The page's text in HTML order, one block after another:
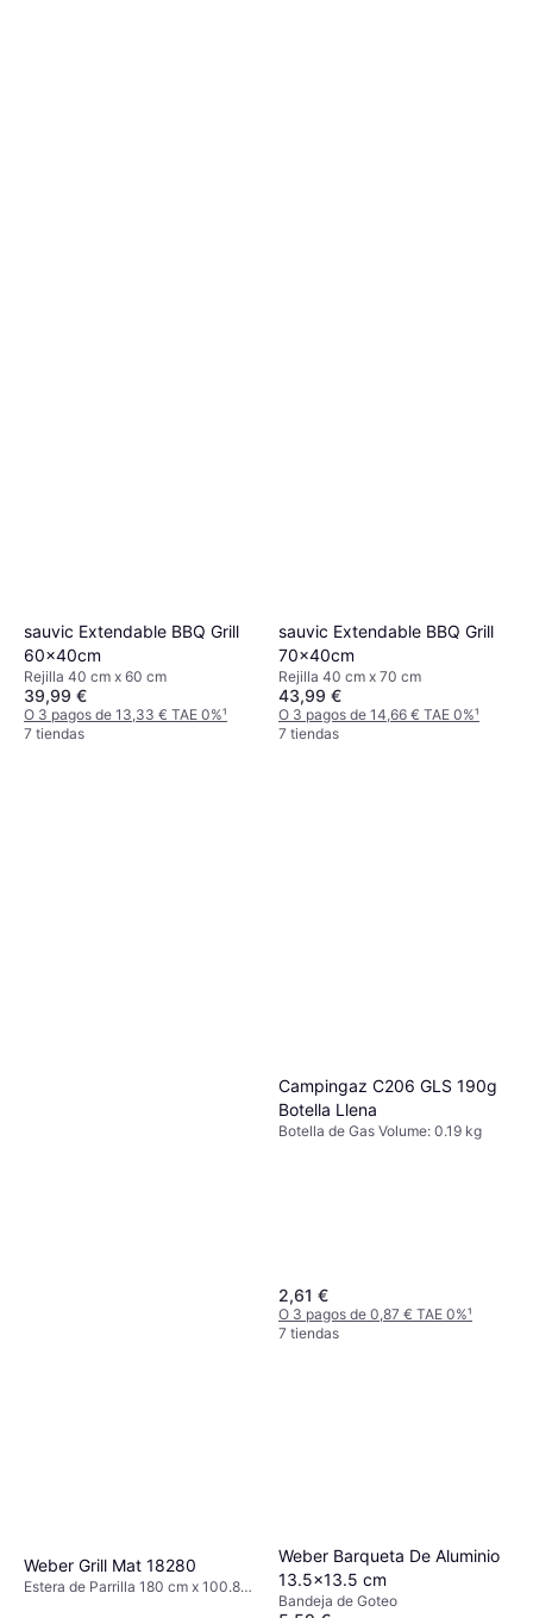
sauvic Extendable BBQ Grill
60x40cm
Rejilla 40 cm x 60 cm
39,99 €
O 3 pagos de 13,33 € TAE 0%¹
7 tiendas
sauvic Extendable BBQ Grill
70x40cm
Rejilla 40 cm x 70 cm
43,99 €
O 3 pagos de 14,66 € TAE 0%¹
7 tiendas
Campingaz C206 GLS 190g
Botella Llena
Botella de Gas Volume: 0.19 kg
2,61 €
O 3 pagos de 0,87 € TAE 0%¹
7 tiendas
Weber Grill Mat 18280
Estera de Parrilla 180 cm x 100.84
Weber Barqueta De Aluminio
13.5x13.5 cm
Bandeja de Goteo